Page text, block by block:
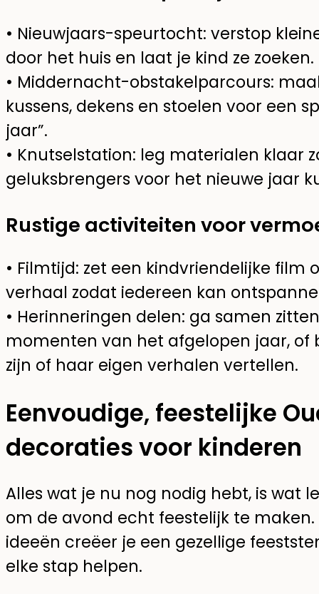
• Nieuwjaars-speurtocht: verstop
door het huis en laat je kind ze zoeken.
• Middernacht-obstakelparcours:
kussens, dekens en stoelen voor een
jaar”.
• Knutselstation: leg materialen klaar
geluksbrengers voor het nieuwe jaar
Rustige activiteiten voor
• Filmtijd: zet een kindvriendelijke
verhaal zodat iedereen kan
• Herinneringen delen: ga samen
momenten van het afgelopen jaar, of
zijn of haar eigen verhalen vertellen.
Eenvoudige, feestelijke
decoraties voor kinderen
Alles wat je nu nog nodig hebt, is wat
om de avond echt feestelijk te
ideeën creëer je een gezellige
elke stap helpen.